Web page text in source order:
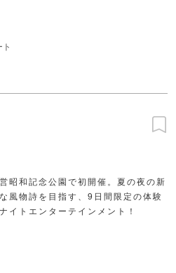
昭和記念公園で初開催。夏の夜の新
風物詩を目指す、9日間限定の体験
イトエンターテインメント！